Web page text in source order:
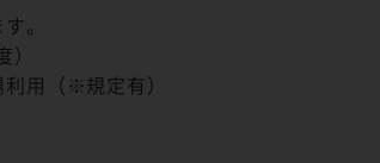
。
用（※規定有）